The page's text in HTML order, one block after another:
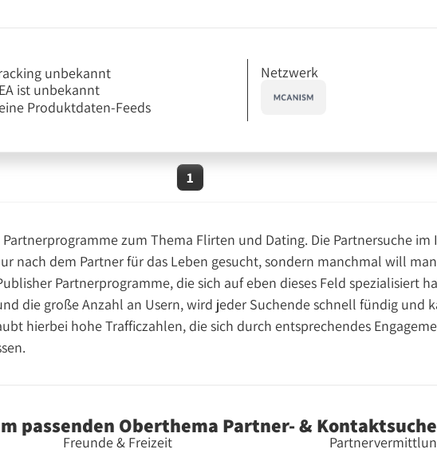
unbekannt
ist unbekannt
Produktdaten-Feeds
Netzwerk
1
zum Thema Flirten und Dating. Die Partnersuche
nach dem Partner für das Leben gesucht, sondern manchmal will
Partnerprogramme, die sich auf eben dieses Feld spezialisiert
die große Anzahl an Usern, wird jeder Suchende schnell fündig und
hierbei hohe Trafficzahlen, die sich durch entsprechendes
passenden Oberthema Partner- & Kontaktsuche
Freunde & Freizeit